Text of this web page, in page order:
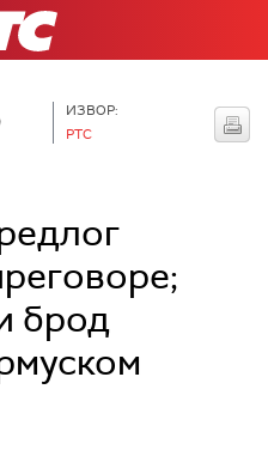
ИЗВОР:
РТС
брод